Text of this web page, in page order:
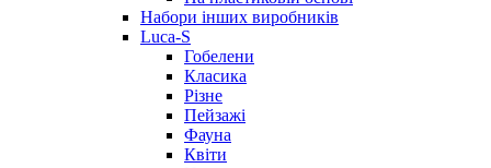
Набори інших виробників
Luca-S
Гобелени
Класика
Різне
Пейзажі
Фауна
Квіти